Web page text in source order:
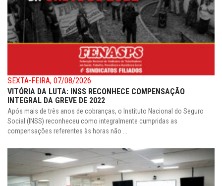
SEXTA-FEIRA, 07/08/2026
VITÓRIA DA LUTA: INSS RECONHECE COMPENSAÇÃO
INTEGRAL DA GREVE DE 2022
Após mais de três anos de cobranças, o Instituto Nacional do Seguro
Social (INSS) reconheceu como integralmente cumpridas as
compensações referentes às horas não ...